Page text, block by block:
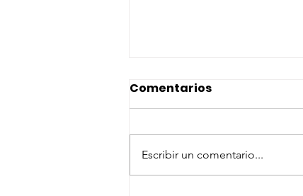
Comentarios
Escribir un comentario...